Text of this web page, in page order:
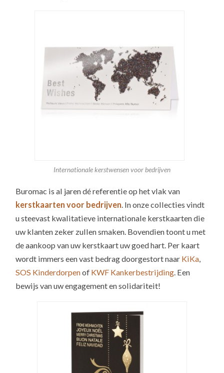
Internationale kerstwensen voor bedrijven
Buromac is al jaren dé referentie op het vlak van
kerstkaarten voor bedrijven. In onze collecties vindt
u steevast kwalitatieve internationale kerstkaarten die
uw klanten zeker zullen smaken. Bovendien toont u met
de aankoop van uw kerstkaart uw goed hart. Per kaart
wordt immers een vast bedrag doorgestort naar KiKa,
SOS Kinderdorpenof KWF Kankerbestrijding. Een
bewijs van uw engagement en solidariteit!